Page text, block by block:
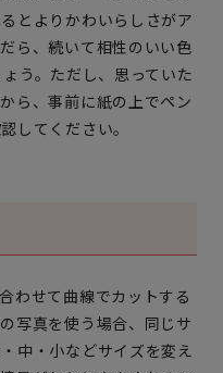
とよりかわいらしさがア
ら、続いて相性のいい色
う。ただし、思っていた
ら、事前に紙の上でペン
してください。
わせて曲線でカットする
写真を使う場合、同じサ
中・小などサイズを変え